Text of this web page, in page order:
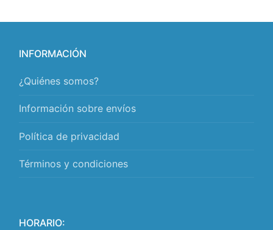
INFORMACIÓN
¿Quiénes somos?
Información sobre envíos
Política de privacidad
Términos y condiciones
HORARIO: